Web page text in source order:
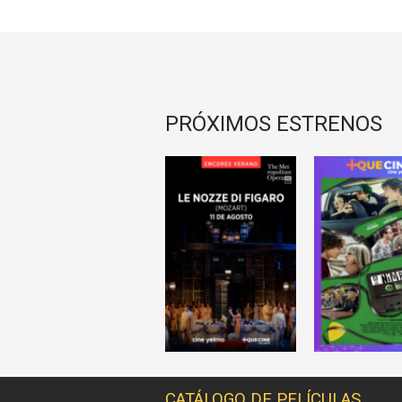
PRÓXIMOS ESTRENOS